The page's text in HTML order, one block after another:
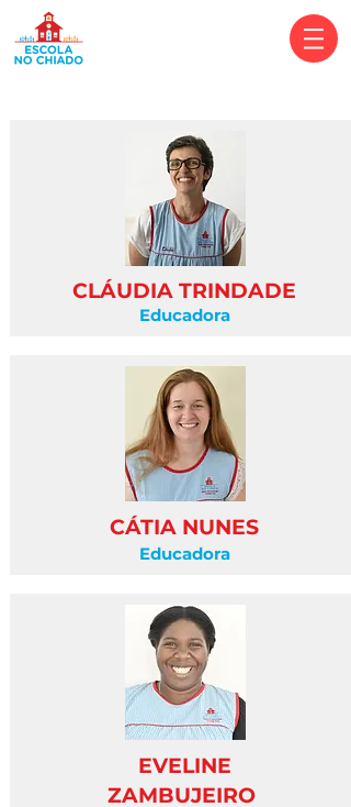
CLÁUDIA TRINDADE
Educadora
CÁTIA NUNES
Educadora
EVELINE
ZAMBUJEIRO